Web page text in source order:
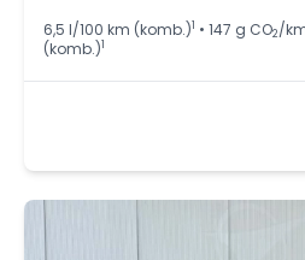
6,5 l/100 km (komb.)1 • 147 g CO2/
(komb.)1